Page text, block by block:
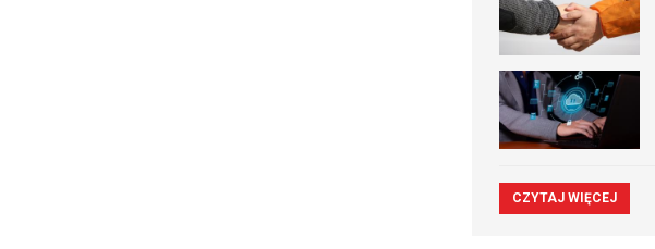
CZYTAJ WIĘCEJ